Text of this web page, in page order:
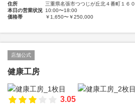
住所
三重県名張市つつじが丘北４番町１６０
本日の営業状況 10:00〜18:00
価格帯
￥1,650〜￥250,000
店舗公式
健康工房
3.05